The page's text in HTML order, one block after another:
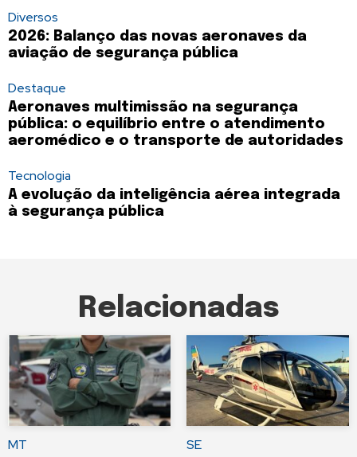
Diversos
2026: Balanço das novas aeronaves da
aviação de segurança pública
Destaque
Aeronaves multimissão na segurança
pública: o equilíbrio entre o atendimento
aeromédico e o transporte de autoridades
Tecnologia
A evolução da inteligência aérea integrada
à segurança pública
Relacionadas
MT SE